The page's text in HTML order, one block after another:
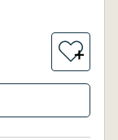
＋